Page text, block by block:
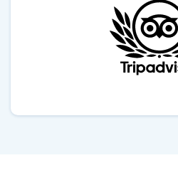
Trek en sí es una pasada,
vegetacion y paisajes
conocer esta zona y a su
maravilloso necesitan tanta